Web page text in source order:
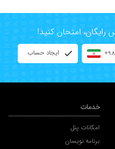
+98 ایجاد حساب
خدمات
امکانات پنل
برنامه نویسان